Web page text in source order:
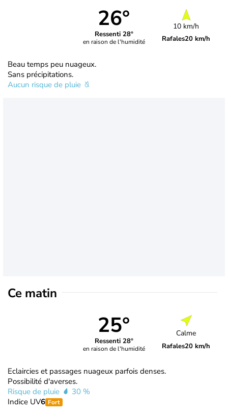
26°
Ressenti 28°
en raison de l'humidité
10 km/h
Rafales20 km/h
Beau temps peu nuageux.
Sans précipitations.
Aucun risque de pluie
Ce matin
25°
Ressenti 28°
en raison de l'humidité
Calme
Rafales20 km/h
Eclaircies et passages nuageux parfois denses.
Possibilité d'averses.
Risque de pluie
30 %
Indice UV6 Fort